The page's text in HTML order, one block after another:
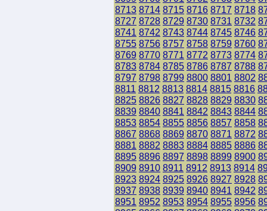
8713 8714 8715 8716 8717 8718
8727 8728 8729 8730 8731 8732
8741 8742 8743 8744 8745 8746
8755 8756 8757 8758 8759 8760
8769 8770 8771 8772 8773 8774
8783 8784 8785 8786 8787 8788
8797 8798 8799 8800 8801 8802
8811 8812 8813 8814 8815 8816
8825 8826 8827 8828 8829 8830
8839 8840 8841 8842 8843 8844
8853 8854 8855 8856 8857 8858
8867 8868 8869 8870 8871 8872
8881 8882 8883 8884 8885 8886
8895 8896 8897 8898 8899 8900
8909 8910 8911 8912 8913 8914
8923 8924 8925 8926 8927 8928
8937 8938 8939 8940 8941 8942
8951 8952 8953 8954 8955 8956